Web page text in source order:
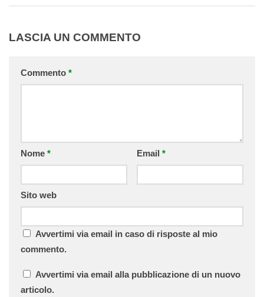
LASCIA UN COMMENTO
Commento *
Nome * Email *
Sito web
Avvertimi via email in caso di risposte al mio
commento.
Avvertimi via email alla pubblicazione di un nuovo
articolo.